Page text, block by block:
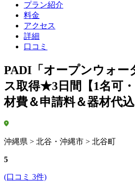
プラン紹介
料金
アクセス
詳細
口コミ
PADI「オープンウォー
ス取得★3日間【1名可
材費＆申請料＆器材代込
沖縄県 > 北谷・沖縄市 > 北谷町
5
(口コミ 3件)